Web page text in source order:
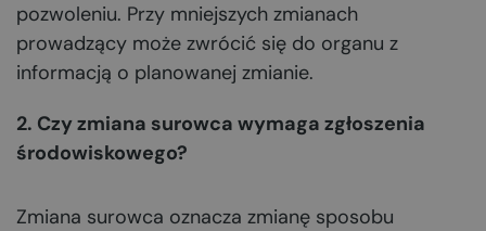
pozwoleniu. Przy mniejszych zmianach
prowadzący może zwrócić się do organu z
informacją o planowanej zmianie.
2. Czy zmiana surowca wymaga zgłoszenia
środowiskowego?
Zmiana surowca oznacza zmianę sposobu